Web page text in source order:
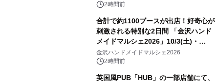
2時間前
合計で約1100ブースが出店！好奇心が
刺激される特別な2日間 「金沢ハンド
メイドマルシェ2026」10/3(土)・
10/4(日)開催
金沢ハンドメイドマルシェ2026
2時間前
英国風PUB「HUB」の一部店舗にて、